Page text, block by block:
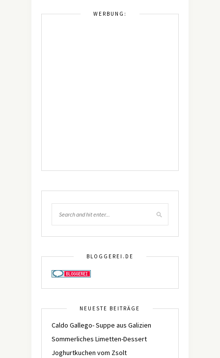
WERBUNG:
BLOGGEREI.DE
NEUESTE BEITRÄGE
Caldo Gallego- Suppe aus Galizien
Sommerliches Limetten-Dessert
Joghurtkuchen vom Zsolt